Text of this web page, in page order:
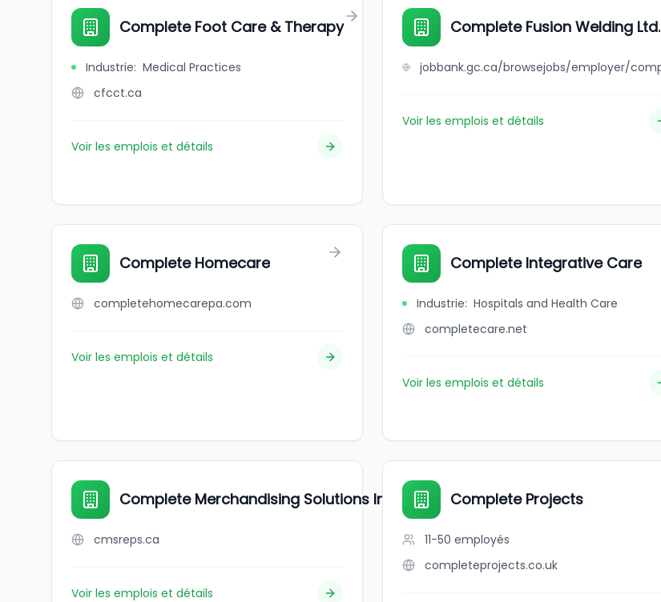
Complete Foot Care & Therapy
Industrie: Medical Practices
cfcct.ca
Voir les emplois et détails
Complete Fusion Welding Ltd.
Voir les emplois et détails
Complete Homecare
completehomecarepa.com
Voir les emplois et détails
Complete Integrative Care
Industrie: Hospitals and Health Care
completecare.net
Voir les emplois et détails
Complete Merchandising Solutions Inc.
cmsreps.ca
Voir les emplois et détails
Complete Projects
11-50 employés
completeprojects.co.uk